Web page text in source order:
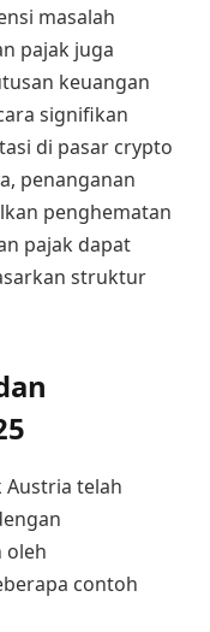
masalah
pajak juga
keuangan
signifikan
di pasar crypto
penanganan
penghematan
pajak dapat
struktur
Austria telah
oleh
contoh